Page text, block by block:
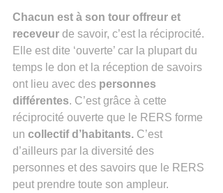
Chacun est à son tour offreur et
receveur de savoir, c’est la réciprocité.
Elle est dite ‘ouverte’ car la plupart du
temps le don et la réception de savoirs
ont lieu avec des personnes
différentes. C’est grâce à cette
réciprocité ouverte que le RERS forme
un collectif d’habitants. C’est
d’ailleurs par la diversité des
personnes et des savoirs que le RERS
peut prendre toute son ampleur.